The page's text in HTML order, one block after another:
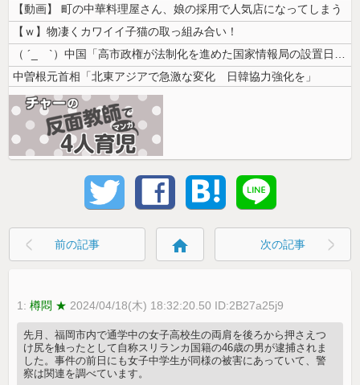
【動画】 町の中華料理屋さん、娘の採用で人気店になってしまう
【ｗ】物凄くカワイイ子猫の取っ組み合い！
（ ´_ゝ`）中国「高市政権が法制化を進めた国家情報局の設置日が7月3...
中曽根元首相「北東アジアで急激な変化 日韓協力強化を」
前の記事 home 次の記事
1:樽悶 ★ 2024/04/18(木) 18:32:20.50 ID:2B27a25j9
先月、福岡市内で通学中の女子高校生の両肩を後ろから押さえつ
け尻を触ったとして自称スリランカ国籍の46歳の男が逮捕されま
した。事件の前日にも女子中学生が同様の被害にあっていて、警
察は関連を調べています。